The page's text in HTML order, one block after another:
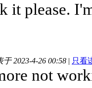
it please.
于 2023-4-26 00:58 | 只看
not